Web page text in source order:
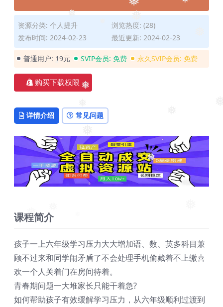
❅
❅
❅
❅
❅
❅
❅
❅
❅
❅
❅
资源分类: 个人提升
浏览热度: (28)
发布时间: 2024-02-23
最近更新: 2024-02-23
普通用户: 19元 SVIP会员: 免费 永久SVIP会员: 免费
购买下载权限
详情介绍 常见问题
课程简介
孩子一上六年级学习压力大大增加语、数、英多科目兼
顾不过来和同学闹矛盾了不会处理手机偷藏着不上缴喜
欢一个人关着门在房间待着。
青春期问题一大堆家长只能干着急?
如何帮助孩子有效缓解学习压力，从六年级顺利过渡到